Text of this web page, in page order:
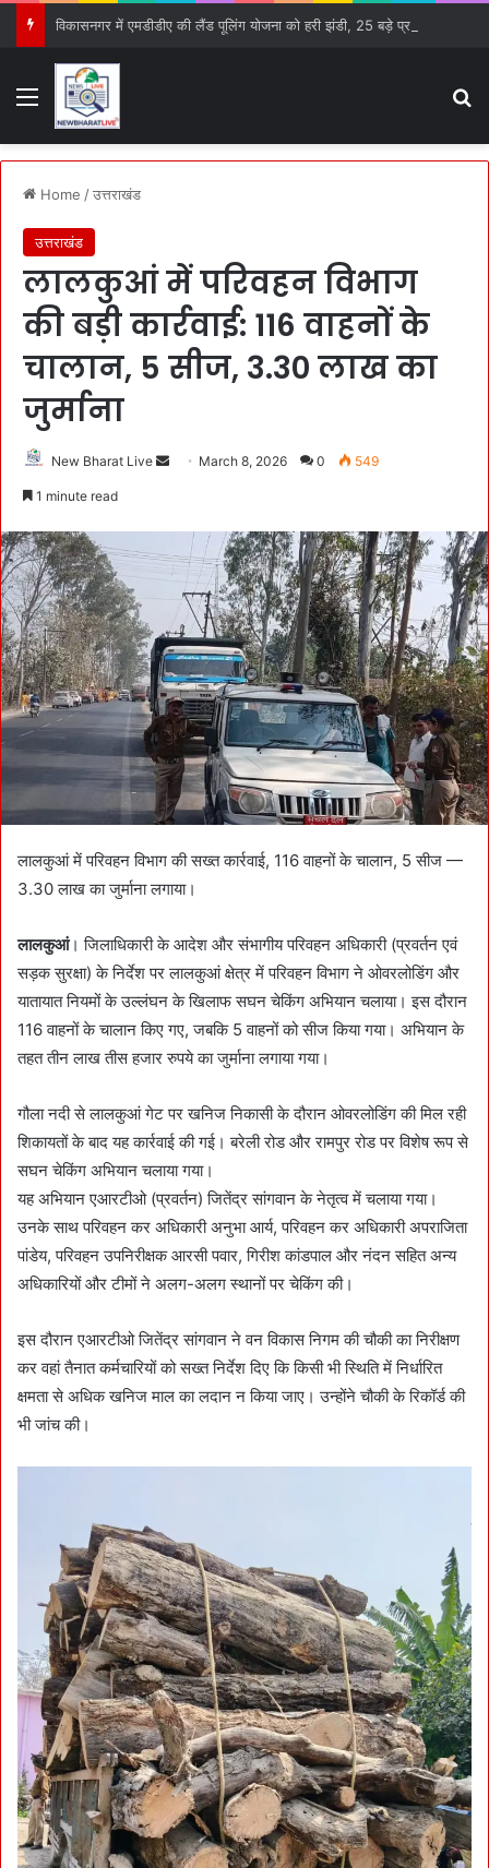
Menu
Home /उत्तराखंड
उत्तराखंड
लालकुआं में परिवहन विभाग
की बड़ी कार्रवाई: 116 वाहनों के
चालान, 5 सीज, 3.30 लाख का
जुर्माना
New Bharat Live
a
m
a
i
l
March 8, 2026 0 549
1 minute read
लालकुआं में परिवहन विभाग की सख्त कार्रवाई, 116 वाहनों के चालान, 5 सीज —
3.30 लाख का जुर्माना लगाया।
लालकुआं। जिलाधिकारी के आदेश और संभागीय परिवहन अधिकारी (प्रवर्तन एवं
सड़क सुरक्षा) के निर्देश पर लालकुआं क्षेत्र में परिवहन विभाग ने ओवरलोडिंग और
यातायात नियमों के उल्लंघन के खिलाफ सघन चेकिंग अभियान चलाया। इस दौरान
116 वाहनों के चालान किए गए, जबकि 5 वाहनों को सीज किया गया। अभियान के
तहत तीन लाख तीस हजार रुपये का जुर्माना लगाया गया।
गौला नदी से लालकुआं गेट पर खनिज निकासी के दौरान ओवरलोडिंग की मिल रही
शिकायतों के बाद यह कार्रवाई की गई। बरेली रोड और रामपुर रोड पर विशेष रूप से
सघन चेकिंग अभियान चलाया गया।
यह अभियान एआरटीओ (प्रवर्तन) जितेंद्र सांगवान के नेतृत्व में चलाया गया।
उनके साथ परिवहन कर अधिकारी अनुभा आर्य, परिवहन कर अधिकारी अपराजिता
पांडेय, परिवहन उपनिरीक्षक आरसी पवार, गिरीश कांडपाल और नंदन सहित अन्य
अधिकारियों और टीमों ने अलग-अलग स्थानों पर चेकिंग की।
इस दौरान एआरटीओ जितेंद्र सांगवान ने वन विकास निगम की चौकी का निरीक्षण
कर वहां तैनात कर्मचारियों को सख्त निर्देश दिए कि किसी भी स्थिति में निर्धारित
क्षमता से अधिक खनिज माल का लदान न किया जाए। उन्होंने चौकी के रिकॉर्ड की
भी जांच की।